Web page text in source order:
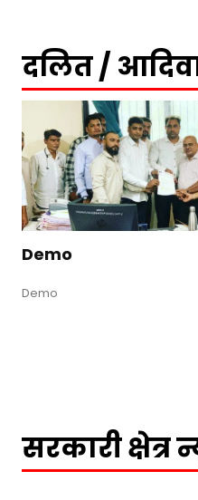
दलित /
Demo
Demo
सरकारी क्षेत्र